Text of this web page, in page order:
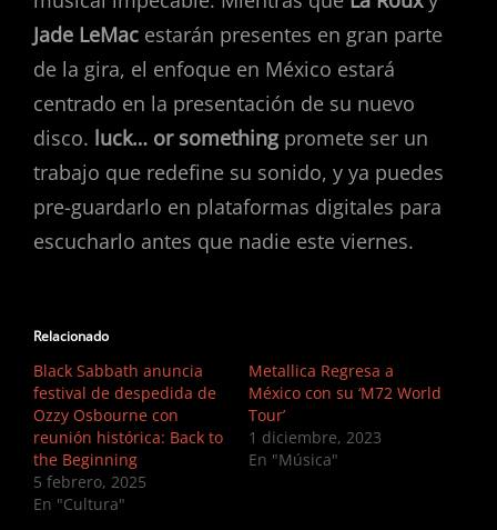
Jade LeMac estarán presentes en gran parte
de la gira, el enfoque en México estará
centrado en la presentación de su nuevo
disco. luck… or somethingpromete ser un
trabajo que redefine su sonido, y ya puedes
pre-guardarlo en plataformas digitales para
escucharlo antes que nadie este viernes.
Relacionado
Black Sabbath anuncia
festival de despedida de
Ozzy Osbourne con
reunión histórica: Back to
the Beginning
5 febrero, 2025
En "Cultura"
Metallica Regresa a
México con su ‘M72 World
Tour’
1 diciembre, 2023
En "Música"